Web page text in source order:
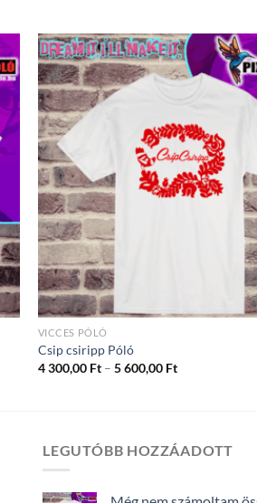
5
600,00 Ft
VICCES PÓLÓ
Csip csiripp Póló
4 300,00 Ft – 5 600,00 FtÁrtartomány:
LEGUTÓBB HOZZÁADOTT